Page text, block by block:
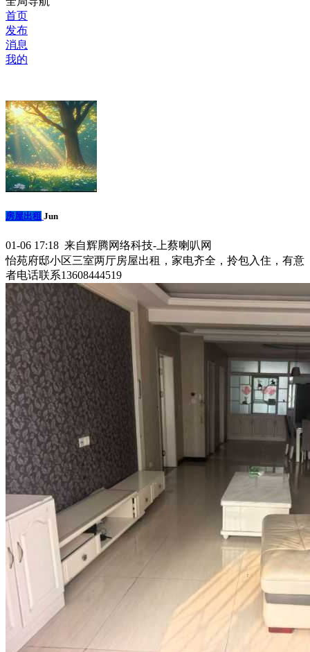
首页
发布
消息
我的
房屋出租 Jun
01-06 17:18 来自辉腾网络科技-上蔡喇叭网
怡苑府邸小区三室两厅房屋出租，家电齐全，拎包入住，有意
者电话联系13608444519